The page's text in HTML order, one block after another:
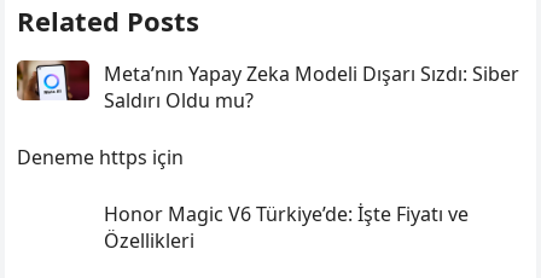
Related Posts
Meta’nın Yapay Zeka Modeli Dışarı Sızdı: Siber
Saldırı Oldu mu?
Deneme https için
Honor Magic V6 Türkiye’de: İşte Fiyatı ve
Özellikleri